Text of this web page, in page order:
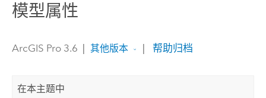
模型属性
ArcGIS Pro 3.6 其他版本 帮助归档
在本主题中